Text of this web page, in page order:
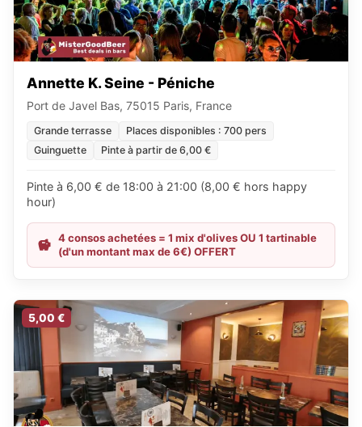
Annette K. Seine - Péniche
Port de Javel Bas, 75015 Paris, France
Grande terrasse
Places disponibles : 700 pers
Guinguette
Pinte à partir de 6,00 €
Pinte à 6,00 € de 18:00 à 21:00 (8,00 € hors happy
hour)
4 consos achetées = 1 mix d'olives OU 1 tartinable
(d'un montant max de 6€) OFFERT
5,00 €